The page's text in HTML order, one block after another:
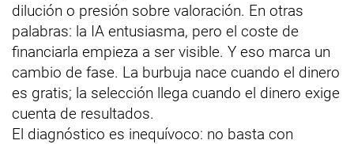
dilución o presión sobre valoración. En otras
palabras: la IA entusiasma, pero el coste de
financiarla empieza a ser visible. Y eso marca un
cambio de fase. La burbuja nace cuando el dinero
es gratis; la selección llega cuando el dinero exige
cuenta de resultados.
El diagnóstico es inequívoco: no basta con